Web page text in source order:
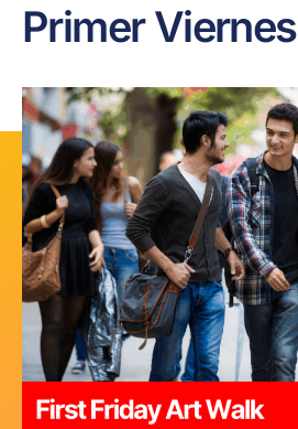
Primer Viernes